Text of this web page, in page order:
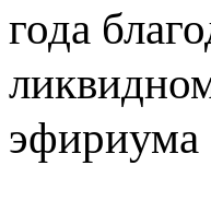
года
эфириума